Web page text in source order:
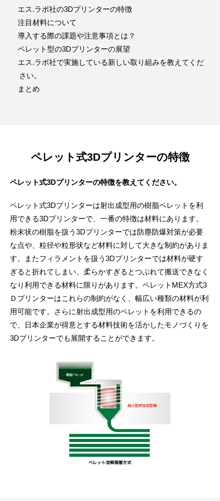
エス.ラボ社の3Dプリンターの特徴
注目材料について
導入する際の課題や注意事項とは？
ペレット型の3Dプリンターの展望
エス.ラボ社で実施している新しい取り組みを教えてくだ
さい。
まとめ
ペレット式3Dプリンターの特徴
ペレット式3Dプリンターの特徴を教えてください。
ペレット式3Dプリンターは射出成型用の樹脂ペレットを利
用できる3Dプリンターで、一番の特徴は材料にあります。
粉末状の樹脂を扱う3Dプリンターでは防塵防爆対策が必要
な点や、粒径や粒形状など材料に対して大きな制約がありま
す。またフィラメントを扱う3Dプリンターでは材料が硬す
ぎると折れてしまい、柔らかすぎるとつぶれて搬送できなく
なり利用できる材料に限りがあります。ペレットMEX方式3
Ｄプリンターはこれらの制約がなく、幅広い種類の材料が利
用可能です。さらに射出成型用のペレットを利用できるの
で、日本企業が得意とする材料技術を活かしたモノづくりを
3Dプリンターでも展開することができます。